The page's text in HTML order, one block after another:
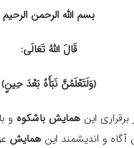
بسم الله الرحمن الرحیم
قَالَ اللهُ تَعَالَی:
﴿وَلَتَعْلَمُنَّ نَبَأَهُ بَعْدَ حِینٍ﴾
برقراری این همایش باشکوه و
آگاه و اندیشمند این همایش